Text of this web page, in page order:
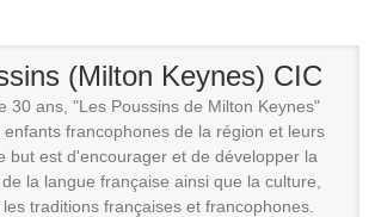
(Milton Keynes) CIC
30 ans, "Les Poussins de Milton Keynes"
francophones de la région et leurs
but est d'encourager et de développer la
la langue française ainsi que la culture,
traditions françaises et francophones.